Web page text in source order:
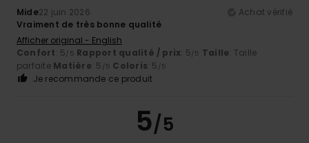
Mide22 juin 2026
Achat vérifié
Vraiment de très bonne qualité
Afficher original - English
Confort: 5 /5 Rapport qualité / prix: 5 /5 Taille: Taille
parfaite Matière: 5 /5 Coloris: 5 /5
Je recommande ce produit
5/5